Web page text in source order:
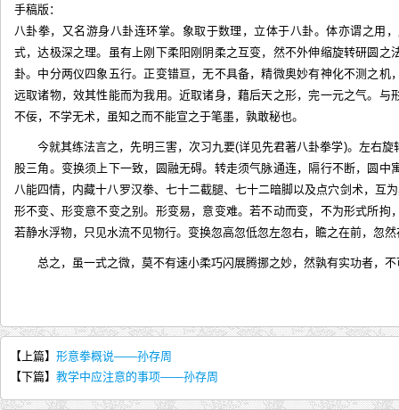
手稿版：
八卦拳，又名游身八卦连环掌。象取于数理，立体于八卦。体亦谓之用
式，达极深之理。虽有上刚下柔阳刚阴柔之互变，然不外伸缩旋转研圆之
卦。中分两仪四象五行。正变错亘，无不具备，精微奥妙有神化不测之机
远取诸物，效其性能而为我用。近取诸身，藉后天之形，完一元之气。与
不佞，不学无术，虽知之而不能宣之于笔墨，孰敢秘也。
今就其练法言之，先明三害，次习九要(详见先君著八卦拳学)。左右
股三角。变换须上下一致，圆融无碍。转走须气脉通连，隔行不断，圆中
八能四情，内藏十八罗汉拳、七十二截腿、七十二暗脚以及点穴剑术，互
形不变、形变意不变之别。形变易，意变难。若不动而变，不为形式所拘
若静水浮物，只见水流不见物行。变换忽高忽低忽左忽右，瞻之在前，忽
总之，虽一式之微，莫不有速小柔巧闪展腾挪之妙，然孰有实功者，
【上篇】 形意拳概说——孙存周
【下篇】 教学中应注意的事项——孙存周